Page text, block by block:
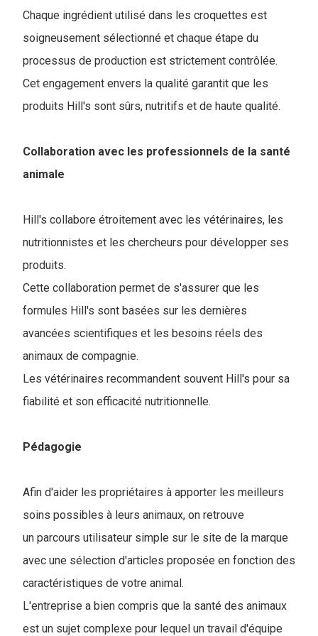
Chaque ingrédient utilisé dans les croquettes est
soigneusement sélectionné et chaque étape du
processus de production est strictement contrôlée.
Cet engagement envers la qualité garantit que les
produits Hill's sont sûrs, nutritifs et de haute qualité.
Collaboration avec les professionnels de la santé
animale
Hill's collabore étroitement avec les vétérinaires, les
nutritionnistes et les chercheurs pour développer ses
produits.
Cette collaboration permet de s'assurer que les
formules Hill's sont basées sur les dernières
avancées scientifiques et les besoins réels des
animaux de compagnie.
Les vétérinaires recommandent souvent Hill's pour sa
fiabilité et son efficacité nutritionnelle.
Pédagogie
Afin d'aider les propriétaires à apporter les meilleurs
soins possibles à leurs animaux, on retrouve
un parcours utilisateur simple sur le site de la marque
avec une sélection d'articles proposée en fonction des
caractéristiques de votre animal.
L'entreprise a bien compris que la santé des animaux
est un sujet complexe pour lequel un travail d'équipe